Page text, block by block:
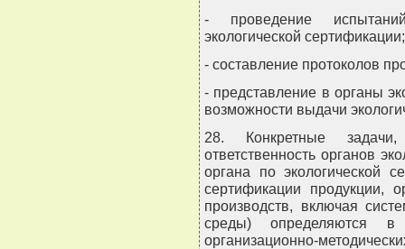
- проведение
экологической сертификации;
- составление протоколов
- представление в органы
возможности выдачи
28. Конкретные
ответственность органов
органа по экологической
сертификации продукции,
производств, включая
среды) определяются
организационно-